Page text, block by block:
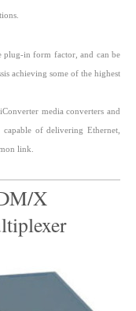
plug-in form factor, and can be
achieving some of the highest
media converters and
of delivering Ethernet,
link.
X